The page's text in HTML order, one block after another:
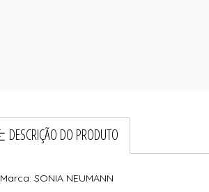
DESCRIÇÃO DO PRODUTO
Marca: SONIA NEUMANN